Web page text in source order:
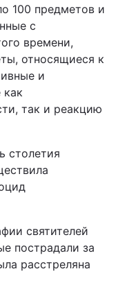
100 предметов и
с
времени,
относящиеся к
и
так и реакцию
столетия
святителей
пострадали за
расстреляна